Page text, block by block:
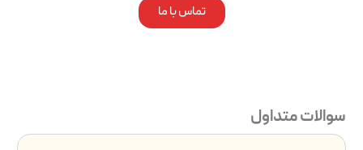
تماس با ما
سوالات متداول